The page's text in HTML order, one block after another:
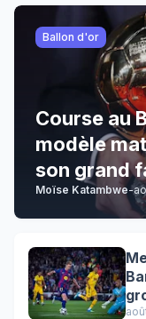
Ballon d'or
Course au
modèle
son grand
Moïse Katambwe-